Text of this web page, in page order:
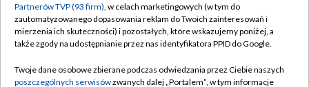
Biuro Reklamy
Oferta Handlowa
Emisja w TVP
Moje zgody
Biuro reklamy
Partnerów TVP (93 firm), w celach marketingowych (w tym do
zautomatyzowanego dopasowania reklam do Twoich zainteresowań i
mierzenia ich skuteczności) i pozostałych, które wskazujemy poniżej, a
także zgody na udostępnianie przez nas identyfikatora PPID do Google.
Twoje dane osobowe zbierane podczas odwiedzania przez Ciebie naszych
poszczególnych serwisówzwanych dalej „Portalem”, w tym informacje